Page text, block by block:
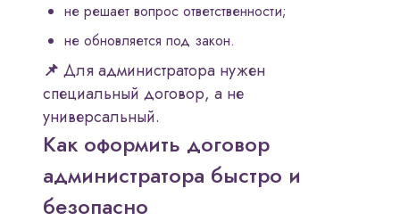
не решает вопрос ответственности;
не обновляется под закон.
📌 Для администратора нужен
специальный договор, а не
универсальный.
Как оформить договор
администратора быстро и
безопасно